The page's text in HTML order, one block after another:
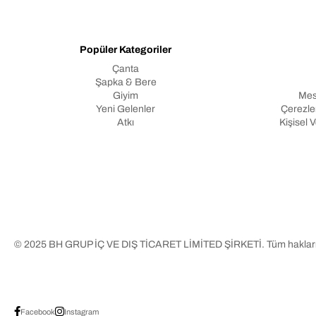
Popüler Kategoriler
Çanta
Şapka & Bere
Giyim
Yeni Gelenler
Atkı
Kişisel
© 2025 BH GRUP İÇ VE DIŞ TİCARET LİMİTED ŞİRKETİ. Tüm hakları
Facebook Instagram